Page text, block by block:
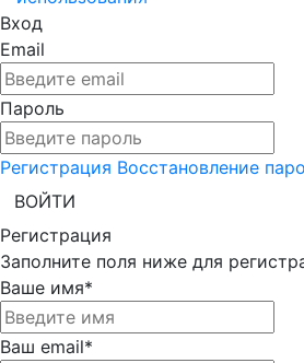
Вход
Email
Пароль
Регистрация Восстановление
ВОЙТИ
Регистрация
Заполните поля ниже для
Ваше имя*
Ваш email*